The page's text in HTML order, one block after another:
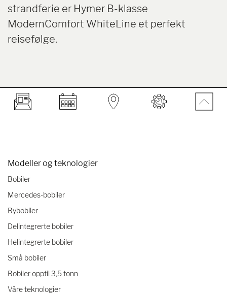
strandferie er Hymer B-klasse
ModernComfort WhiteLine et perfekt
reisefølge.
Modeller og teknologier
Bobiler
Mercedes-bobiler
Bybobiler
Delintegrerte bobiler
Helintegrerte bobiler
Små bobiler
Bobiler opptil 3,5 tonn
Våre teknologier